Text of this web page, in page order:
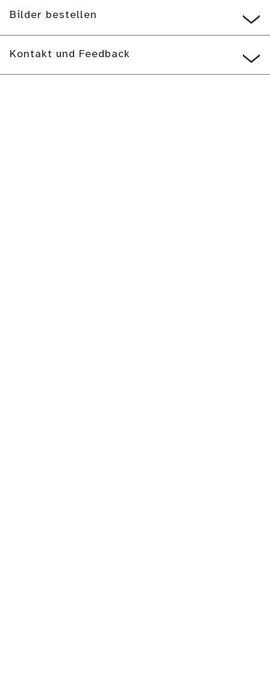
Bilder bestellen
Kontakt und Feedback